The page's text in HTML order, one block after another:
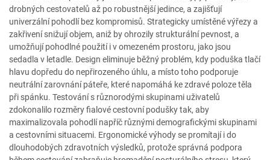
drobných cestovatelů až po robustnější jedince, a zajišťují
univerzální pohodlí bez kompromisů. Strategicky umístěné výřezy a
zakřivení snižují objem, aniž by ohrozily strukturální pevnost, a
umožňují pohodlné použití i v omezeném prostoru, jako jsou
sedadla v letadle. Design eliminuje běžný problém, kdy poduška tlačí
hlavu dopředu do nepřirozeného úhlu, a místo toho podporuje
neutrální zarovnání páteře, které napomáhá ke zdravé poloze těla
při spánku. Testování s různorodými skupinami uživatelů
zdokonalilo rozměry fialové cestovní podušky tak, aby
maximalizovala pohodlí napříč různými demografickými skupinami
a cestovními situacemi. Ergonomické výhody se promítají i do
dlouhodobých zdravotních výsledků, protože správná podpora